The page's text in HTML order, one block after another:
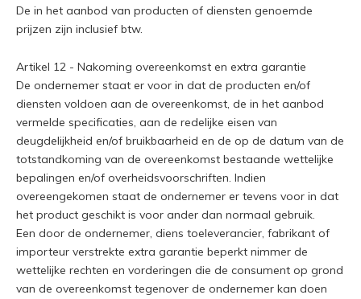
De in het aanbod van producten of diensten genoemde
prijzen zijn inclusief btw.
Artikel 12 - Nakoming overeenkomst en extra garantie
De ondernemer staat er voor in dat de producten en/of
diensten voldoen aan de overeenkomst, de in het aanbod
vermelde specificaties, aan de redelijke eisen van
deugdelijkheid en/of bruikbaarheid en de op de datum van de
totstandkoming van de overeenkomst bestaande wettelijke
bepalingen en/of overheidsvoorschriften. Indien
overeengekomen staat de ondernemer er tevens voor in dat
het product geschikt is voor ander dan normaal gebruik.
Een door de ondernemer, diens toeleverancier, fabrikant of
importeur verstrekte extra garantie beperkt nimmer de
wettelijke rechten en vorderingen die de consument op grond
van de overeenkomst tegenover de ondernemer kan doen